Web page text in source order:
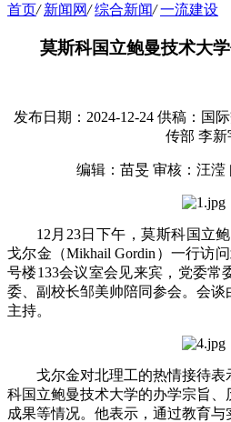
首页/ 新闻网/ 综合新闻/ 一流建设
莫斯科国立鲍曼技术大
发布日期：2024-12-24 供稿：国
传部 李新
编辑：苗旻 审核：汪滢
12月23日下午，莫斯科国立
戈尔金（Mikhail Gordin）一行访
号楼133会议室会见来宾，党委常
委、副校长邹美帅陪同参会。会
主持。
戈尔金对北理工的热情接待
科国立鲍曼技术大学的办学宗旨
成果等情况。他表示，通过教育